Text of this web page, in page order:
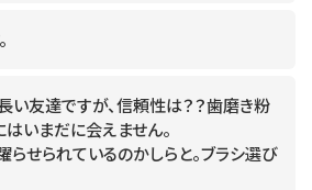
い友達ですが、信頼性は？？歯磨き粉
いまだに会えません。
せられているのかしらと。ブラシ選び